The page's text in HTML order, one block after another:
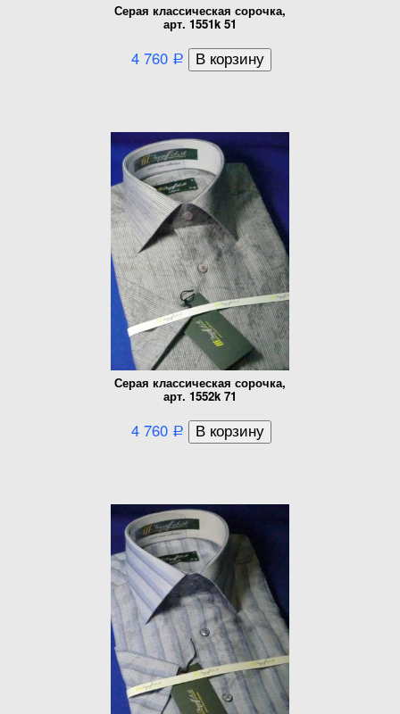
Серая классическая сорочка,
арт. 1551k 51
4 760 Р
Серая классическая сорочка,
арт. 1552k 71
4 760 Р